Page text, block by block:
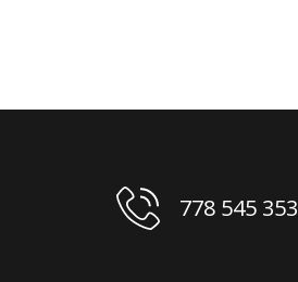
778 545 353